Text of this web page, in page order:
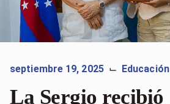
septiembre 19, 2025 ⌙ Educación
La Sergio recibió